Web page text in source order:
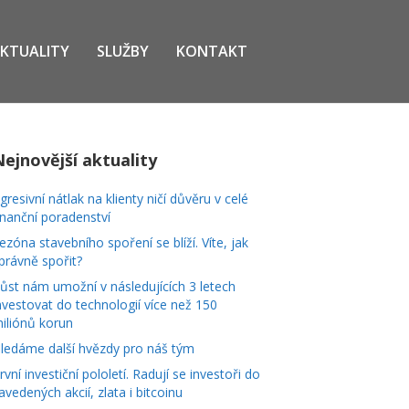
SLUŽBY KONTAKT
aktuality
nátlak na klienty ničí důvěru v celé
poradenství
stavebního spoření se blíží. Víte, jak
spořit?
nám umožní v následujících 3 letech
do technologií více než 150
korun
další hvězdy pro náš tým
investiční pololetí. Radují se investoři do
akcií, zlata i bitcoinu